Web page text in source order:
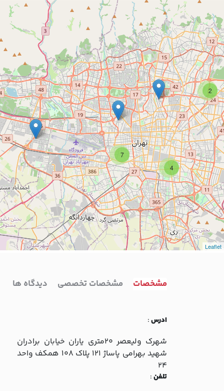
7
2
4
Leaflet
مشخصات مشخصات تخصصی دیدگاه ها
ادرس:
شهرک وليعصر 20متري ياران خيابان برادران
شهيد بهرامي پاساژ 121 پلاک 108 همکف واحد
24
تلفن: